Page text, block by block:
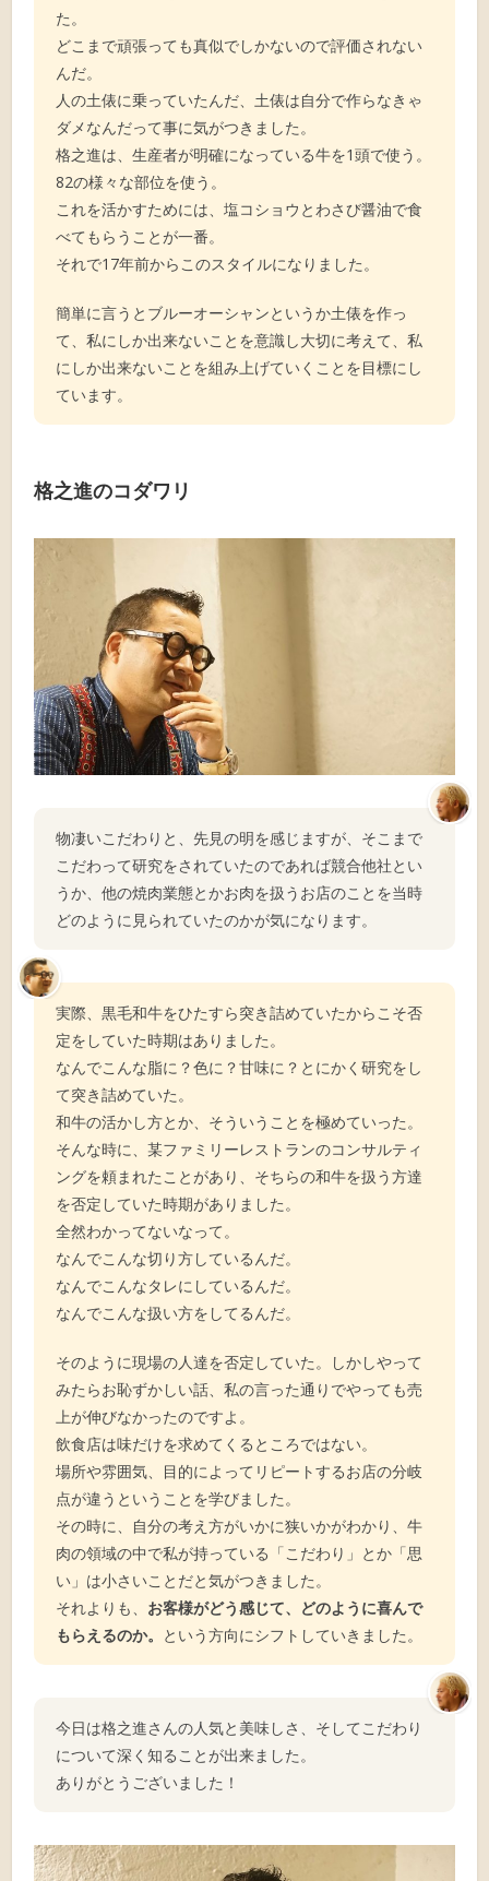
た。
どこまで頑張っても真似でしかないので評価されない
んだ。
人の土俵に乗っていたんだ、土俵は自分で作らなきゃ
ダメなんだって事に気がつきました。
格之進は、生産者が明確になっている牛を1頭で使う。
82の様々な部位を使う。
これを活かすためには、塩コショウとわさび醤油で食
べてもらうことが一番。
それで17年前からこのスタイルになりました。
簡単に言うとブルーオーシャンというか土俵を作っ
て、私にしか出来ないことを意識し大切に考えて、私
にしか出来ないことを組み上げていくことを目標にし
ています。
格之進のコダワリ
物凄いこだわりと、先見の明を感じますが、そこまで
こだわって研究をされていたのであれば競合他社とい
うか、他の焼肉業態とかお肉を扱うお店のことを当時
どのように見られていたのかが気になります。
実際、黒毛和牛をひたすら突き詰めていたからこそ否
定をしていた時期はありました。
なんでこんな脂に？色に？甘味に？とにかく研究をし
て突き詰めていた。
和牛の活かし方とか、そういうことを極めていった。
そんな時に、某ファミリーレストランのコンサルティ
ングを頼まれたことがあり、そちらの和牛を扱う方達
を否定していた時期がありました。
全然わかってないなって。
なんでこんな切り方しているんだ。
なんでこんなタレにしているんだ。
なんでこんな扱い方をしてるんだ。
そのように現場の人達を否定していた。しかしやって
みたらお恥ずかしい話、私の言った通りでやっても売
上が伸びなかったのですよ。
飲食店は味だけを求めてくるところではない。
場所や雰囲気、目的によってリピートするお店の分岐
点が違うということを学びました。
その時に、自分の考え方がいかに狭いかがわかり、牛
肉の領域の中で私が持っている「こだわり」とか「思
い」は小さいことだと気がつきました。
それよりも、 お客様がどう感じて、どのように喜んで
もらえるのか。 という方向にシフトしていきました。
今日は格之進さんの人気と美味しさ、そしてこだわり
について深く知ることが出来ました。
ありがとうございました！